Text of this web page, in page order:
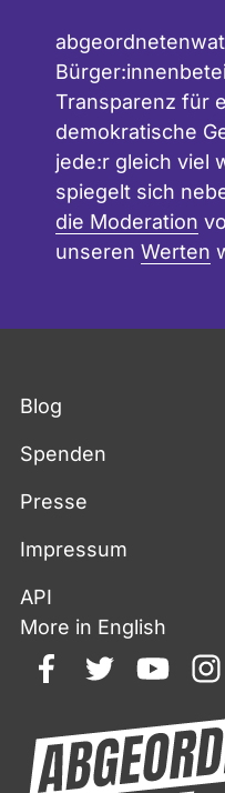
Transparenz für
demokratische
jede:r gleich viel
spiegelt sich
die Moderation
unseren Werten
Blog
Spenden
Presse
Impressum
API
More in English
facebooktwitteryoutube